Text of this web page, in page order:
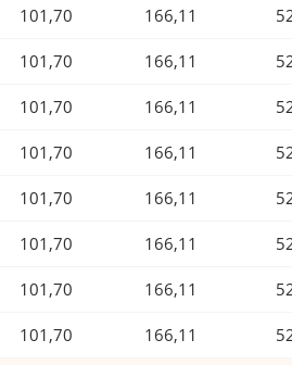
101,70 166,11
101,70 166,11
101,70 166,11
101,70 166,11
101,70 166,11
101,70 166,11
101,70 166,11
101,70 166,11